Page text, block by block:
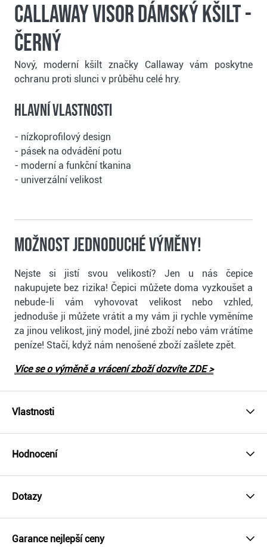
Callaway Visor dámský kšilt -
černý
Nový, moderní kšilt značky Callaway vám poskytne
ochranu proti slunci v průběhu celé hry.
Hlavní vlastnosti
- nízkoprofilový design
- pásek na odvádění potu
- moderní a funkční tkanina
- univerzální velikost
Možnost jednoduché výměny!
Nejste si jistí svou velikostí? Jen u nás čepice
nakupujete bez rizika! Čepici můžete doma vyzkoušet a
nebude-li vám vyhovovat velikost nebo vzhled,
jednoduše ji můžete vrátit a my vám ji rychle vyměníme
za jinou velikost, jiný model, jiné zboží nebo vám vrátíme
peníze! Stačí, když nám nenošené zboží zašlete zpět.
Více se o výměně a vrácení zboží dozvíte ZDE >
Vlastnosti
Hodnocení
Dotazy
Garance nejlepší ceny